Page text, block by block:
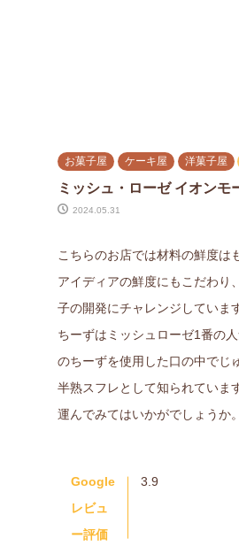
お菓子屋 ケーキ屋 洋菓子屋
ミッシュ・ローゼ イオンモ
2024.05.31
こちらのお店では材料の鮮度は
アイディアの鮮度にもこだわり
子の開発にチャレンジしていま
ちーずはミッシュローゼ1番の
のちーずを使用した口の中でじ
半熟スフレとして知られていま
運んでみてはいかがでしょうか。
Google
レビュ
ー評価
3.9